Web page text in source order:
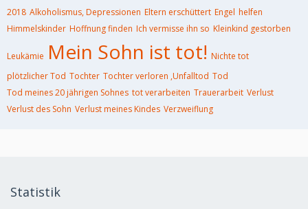
2018 Alkoholismus, Depressionen Eltern erschüttert Engel helfen
Himmelskinder Hoffnung finden Ich vermisse ihn so Kleinkind gestorben
Leukämie Mein Sohn ist tot! Nichte tot
plötzlicher Tod Tochter Tochter verloren ,Unfalltod Tod
Tod meines 20 jährigen Sohnes tot verarbeiten Trauerarbeit Verlust
Verlust des Sohn Verlust meines Kindes Verzweiflung
Statistik